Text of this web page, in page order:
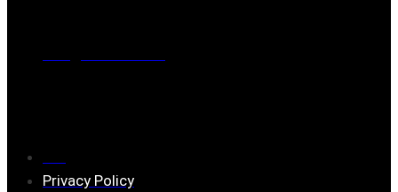
Privacy Policy